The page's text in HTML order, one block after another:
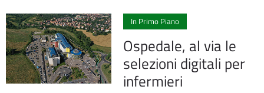
In Primo Piano
Ospedale, al via le
selezioni digitali per
infermieri